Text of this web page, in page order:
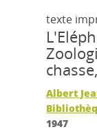
texte
Albert
1947